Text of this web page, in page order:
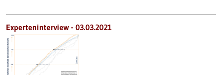
Experteninterview - 03.03.2021